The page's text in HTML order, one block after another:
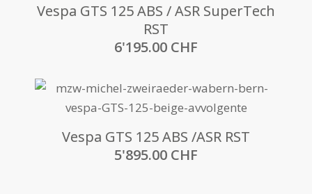
Vespa GTS 125 ABS / ASR SuperTech
RST
6'195.00 CHF
Vespa GTS 125 ABS /ASR RST
5'895.00 CHF